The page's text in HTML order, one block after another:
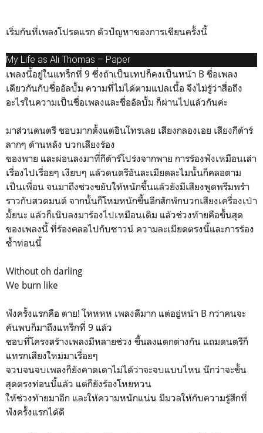
เริ่มกันที่เพลงโปรดแรก ตัวปัญหาของการเขียนครั้งนี้
My Life as Ali Thomas – Paper
เพลงนี้อยู่ในแทร็กที่ 9 ซึ่งถ้าเป็นเทปก็คงเป็นหน้า B ชื่อเพลง
เดียวกันกับชื่ออัลบั้ม ความที่ไม่ได้ตามแปลเนื้อ จึงไม่รู้ว่าสื่อถึง
อะไรในความเป็นชื่อเพลงและชื่ออัลบั้ม ก็ผ่านไปแล้วกันค่ะ
มาส่วนดนตรี ชอบมากตั้งแต่อินโทรเลย เสียงกลองเอย เสียงกีต้าร์
ลากๆ ด้านหลัง บวกเสียงร้อง
ของพาย และผ่อนลงมาที่กีต้าร์โปร่งจากพาย การร้องฟังเหมือนเล่า
เรื่องไปเรื่อยๆ เงียบๆ แล้วดนตรีอันละเมียดละไมนั้นก็คลอตาม
เป็นเพื่อน จนมาถึงช่วงขยับให้หนักขึ้นแล้วยังมีเสียงพูดพรึมพรำ
ราวกับสวดมนต์ จากนั้นก็โหมหนักขึ้นอีกสักพักบวกเสียงเครื่องเป่า
มั้ยนะ แล้วก็เนิบลงมาร้องไปเหมือนเดิม แล้วช่วงท้ายคือขั้นสุด
ของเพลงนี้ ที่ร้องคลอไปกับซาวน์ ความละเมียดตรงนี้และการร้อง
ซ้ำท่อนนี้
Without oh darling
We burn like
ฟังครั้งแรกคือ ตาย! โหหหห เพลงดีมาก แต่อยู่หน้า B กว่าคนจะ
ค้นพบก็มาถึงแทร็กที่ 9 แล้ว
ชอบที่โครงสร้างเพลงมีหลายช่วง ขึ้นลงแตกต่างกัน แถมดนตรีก็
แทรกเสียงใหม่มาเรื่อยๆ
จวบจนจบเพลงก็ยังคาดเดาไม่ได้ว่าจะจบแบบไหน นึกว่าจะขั้น
สุดตรงท่อนนี้แล้ว แต่ก็ยังร้องโหยหวน
ให้ช่วงท้ายมาอีก และให้ความหนักแน่น มีมวลให้กับความรู้สึกที่
ฟังครั้งแรกได้ดี